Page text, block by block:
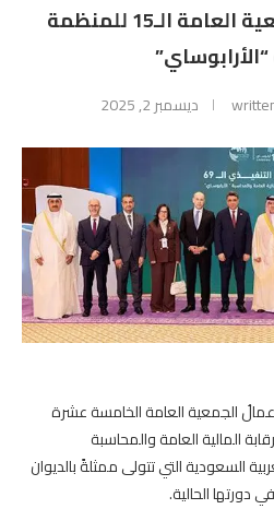
انطلاق أعمال الجمعية العامة الـ15 للمنظمة
“الأرابوساي”
ديسمبر 2, 2025
الجمعية العامة الخامسة عشرة
المالية العامة والمحاسبة
السعودية التي تتولى ممثلةً بالديوان
دورتها الحالية.